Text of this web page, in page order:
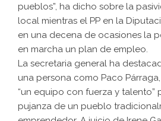
pueblos”, ha dicho sobre la
local mientras el PP en la
en una decena de ocasiones la
en marcha un plan de empleo.
La secretaria general ha
una persona como Paco
“un equipo con fuerza y talento”
pujanza de un pueblo